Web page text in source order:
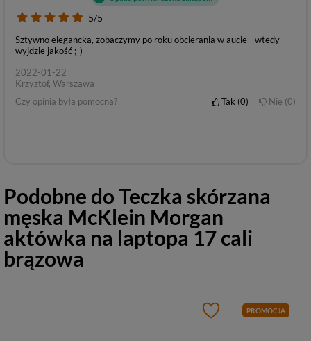
5/5
Sztywno elegancka, zobaczymy po roku obcierania w aucie - wtedy
wyjdzie jakość ;-)
2022-01-22
Krzyztof, Warszawa
Czy opinia była pomocna?
Tak 0 Nie 0
Podobne doTeczka skórzana
męska McKlein Morgan
aktówka na laptopa 17 cali
brązowa
PROMOCJA